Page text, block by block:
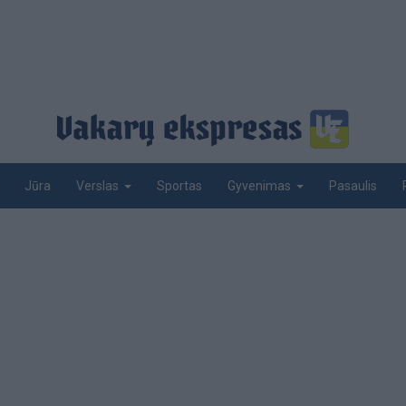
Jūra Verslas Sportas Gyvenimas Pasaulis